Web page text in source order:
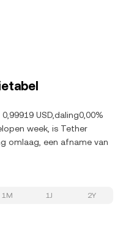
USD,daling0,00%
week, is Tether
omlaag, een afname van
1M 1J 2Y